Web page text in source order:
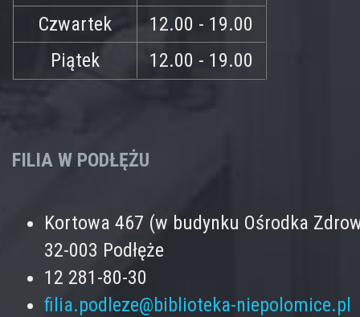
Czwartek
12.00 - 19.00
Piątek
12.00 - 19.00
FILIA W PODŁĘŻU
Kortowa 467 (w budynku Ośrodka
32-003 Podłęże
12 281-80-30
filia.podleze@biblioteka-niepolomice.pl